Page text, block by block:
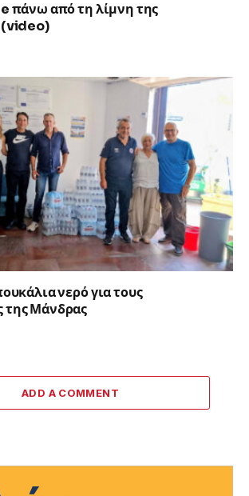
πάνω από τη λίμνη της
(video)
νερό για τους
της Μάνδρας
ADD A COMMENT